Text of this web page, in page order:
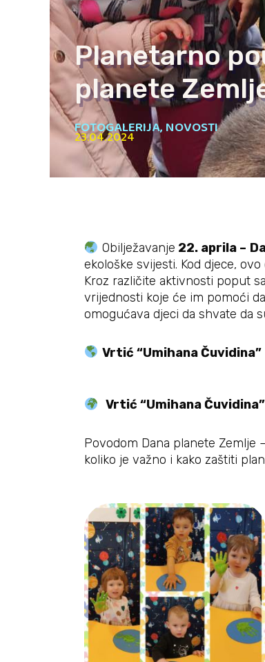
Planetarno
planete
FOTOGALERIJA,NOVOSTI
23.04.2024
Obilježavanje 22. aprila –
ekološke svijesti. Kod djece,
Kroz različite aktivnosti poput
vrijednosti koje će im pomoći
omogućava djeci da shvate da
Vrtić “Umihana Čuvidina”
Vrtić “Umihana Čuvidina”
Povodom Dana planete Zemlje
koliko je važno i kako zaštiti